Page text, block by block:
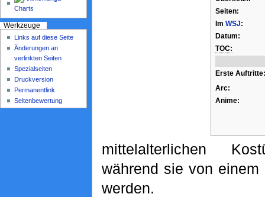
Seiten:
Im WSJ:
Datum:
TOC:
Erste Auftritte:
Arc:
Anime:
mittelalterlichen
während sie von einem
werden.
Werkzeuge
Links auf diese Seite
Änderungen an
verlinkten Seiten
Spezialseiten
Druckversion
Permanentlink
Seitenbewertung